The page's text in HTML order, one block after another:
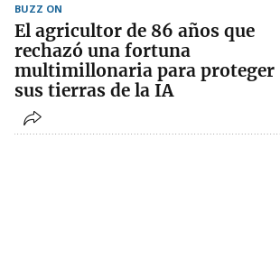
BUZZ ON
El agricultor de 86 años que
rechazó una fortuna
multimillonaria para proteger
sus tierras de la IA